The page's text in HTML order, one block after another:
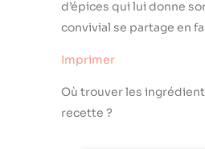
d’épices qui lui donne
convivial se partage en
Imprimer
Où trouver les
recette ?